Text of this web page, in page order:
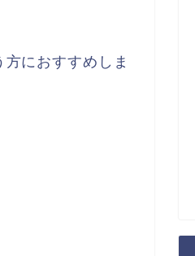
におすすめしま